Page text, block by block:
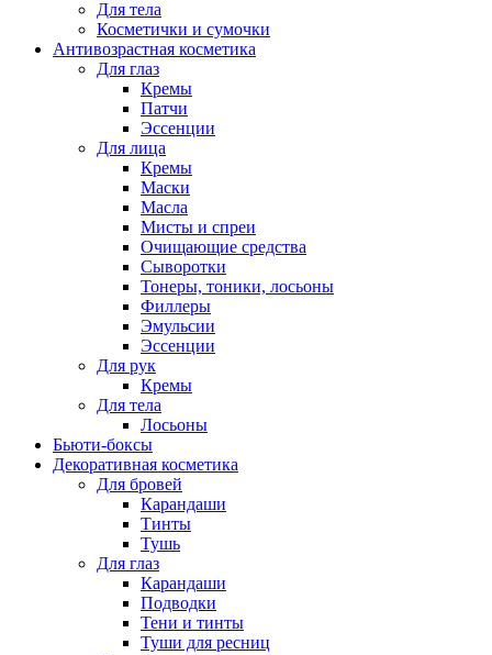
Для тела
Косметички и сумочки
Антивозрастная косметика
Для глаз
Кремы
Патчи
Эссенции
Для лица
Кремы
Маски
Масла
Мисты и спреи
Очищающие средства
Сыворотки
Тонеры, тоники, лосьоны
Филлеры
Эмульсии
Эссенции
Для рук
Кремы
Для тела
Лосьоны
Бьюти-боксы
Декоративная косметика
Для бровей
Карандаши
Тинты
Тушь
Для глаз
Карандаши
Подводки
Тени и тинты
Туши для ресниц